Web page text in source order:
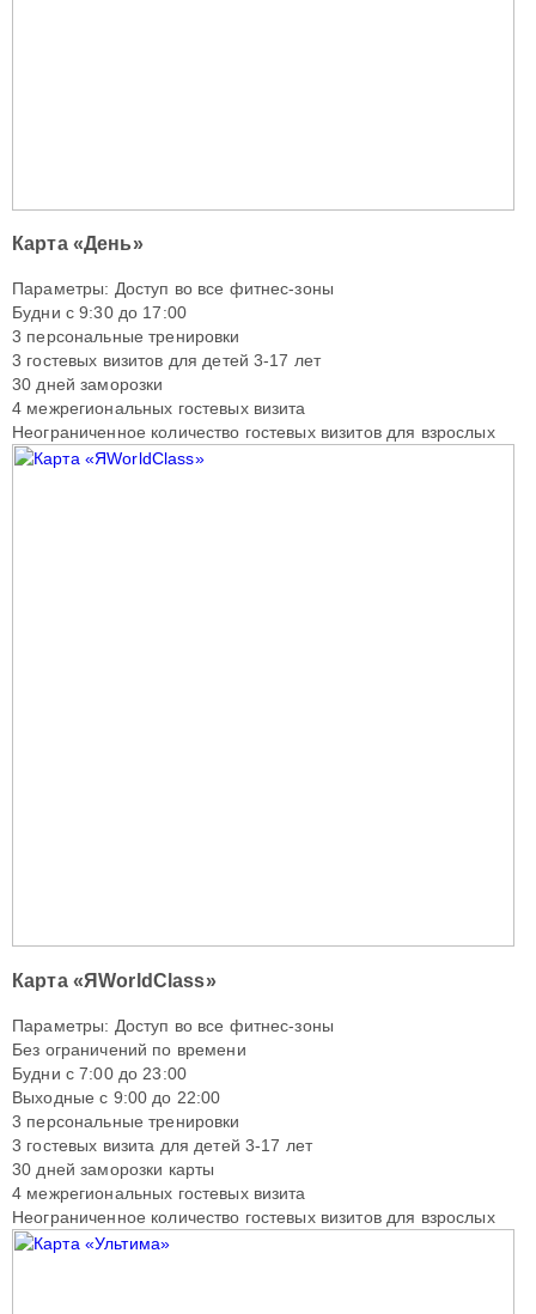
Карта «День»
Параметры: Доступ во все фитнес-зоны
Будни с 9:30 до 17:00
3 персональные тренировки
3 гостевых визитов для детей 3-17 лет
30 дней заморозки
4 межрегиональных гостевых визита
Неограниченное количество гостевых визитов для взрослых
Карта «ЯWorldClass»
Параметры: Доступ во все фитнес-зоны
Без ограничений по времени
Будни с 7:00 до 23:00
Выходные с 9:00 до 22:00
3 персональные тренировки
3 гостевых визита для детей 3-17 лет
30 дней заморозки карты
4 межрегиональных гостевых визита
Неограниченное количество гостевых визитов для взрослых